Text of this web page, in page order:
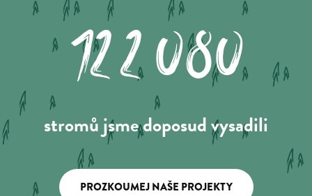
122.080
stromů jsme doposud vysadili
PROZKOUMEJ NAŠE PROJEKTY